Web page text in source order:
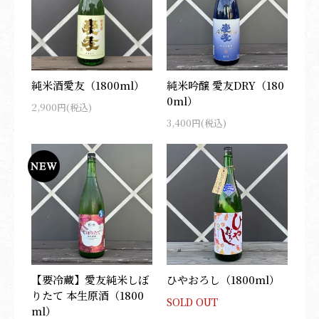
純米酒愛友（1800ml）
2,900円(税込)
純米吟醸 愛友DRY（180
0ml）
3,400円(税込)
【要冷蔵】愛友純米しぼ
りたて 本生原酒（1800
ml）
ひやおろし（1800ml）
SOLD OUT